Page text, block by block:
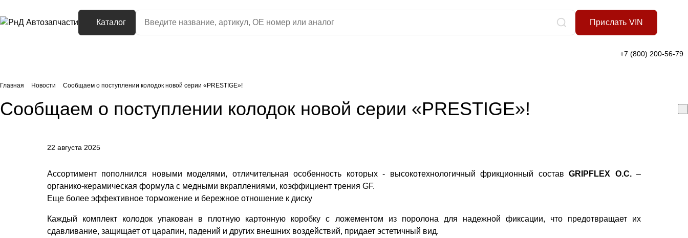
Каталог Прислать VIN
+7 (800) 200-56-79
Главная Новости Сообщаем о поступлении колодок новой серии «PRESTIGE»!
Сообщаем о поступлении колодок новой серии «PRESTIGE»!
22 августа 2025
Ассортимент пополнился новыми моделями, отличительная особенность которых - высокотехнологичный фрикционный составGRIPFLEX O.C.–
органико-керамическая формула с медными вкраплениями, коэффициент трения GF.
Еще более эффективное торможение и бережное отношение к диску
Каждый комплект колодок упакован в плотную картонную коробку с ложементом из поролона для надежной фиксации, что предотвращает их
сдавливание, защищает от царапин, падений и других внешних воздействий, придает эстетичный вид.